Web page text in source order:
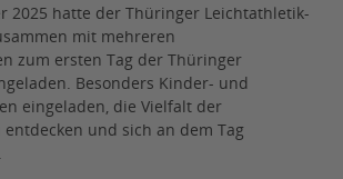
2025 hatte der Thüringer Leichtathletik-
mit mehreren
zum ersten Tag der Thüringer
Besonders Kinder- und
eingeladen, die Vielfalt der
und sich an dem Tag